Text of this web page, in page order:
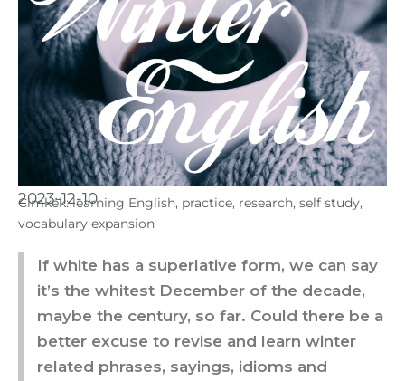
2023-12-10
Cimkék: learning English, practice, research, self study,
vocabulary expansion
If white has a superlative form, we can say
it’s the whitest December of the decade,
maybe the century, so far. Could there be a
better excuse to revise and learn winter
related phrases, sayings, idioms and